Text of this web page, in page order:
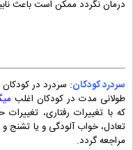
درمان نگردد ممکن است باعث
سردرد کودکان: سردرد در
طولانی مدت در کودکان اغلب
که با تغییرات رفتاری، تغییرات
تعادل، خواب آلودگی و یا تشنج
مراجعه گردد.